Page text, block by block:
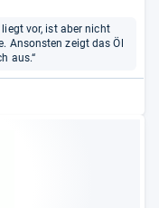
liegt vor, ist aber nicht
Ansonsten zeigt das Öl
aus.“